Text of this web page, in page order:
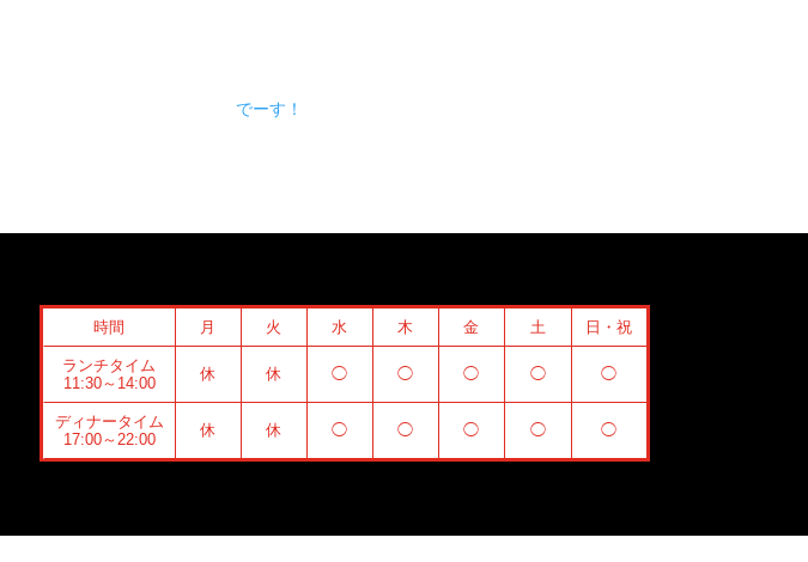
でーす！
時間 月 火 水 木 金 土 日・祝
ランチタイム
11:30～14:00
休 休 ◯ ◯ ◯ ◯ ◯
ディナータイム
17:00～22:00
休 休 ◯ ◯ ◯ ◯ ◯